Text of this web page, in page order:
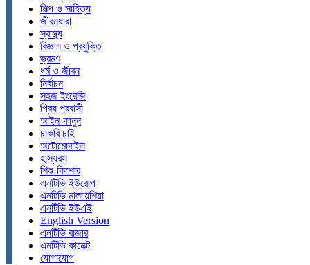
শিল্প ও সাহিত্য
জীবনধারা
স্বাস্থ্য
বিজ্ঞান ও প্রযুক্তি
ভ্রমণ
ধর্ম ও জীবন
নির্বাচন
সহজ ইংরেজি
প্রিয় প্রবাসী
আইন-কানুন
চাকরি চাই
অটোমোবাইল
হাস্যরস
শিশু-কিশোর
এনটিভি ইউরোপ
এনটিভি মালয়েশিয়া
এনটিভি ইউএই
English Version
এনটিভি বাজার
এনটিভি কানেক্ট
যোগাযোগ